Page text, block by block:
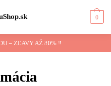
0
– ZĽAVY AŽ 80% ‼️